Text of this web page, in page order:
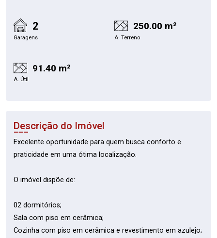
2
Garagens
250.00 m²
A. Terreno
91.40 m²
A. Útil
Descrição do Imóvel
Excelente oportunidade para quem busca conforto e
praticidade em uma ótima localização.
O imóvel dispõe de:
02 dormitórios;
Sala com piso em cerâmica;
Cozinha com piso em cerâmica e revestimento em azulejo;